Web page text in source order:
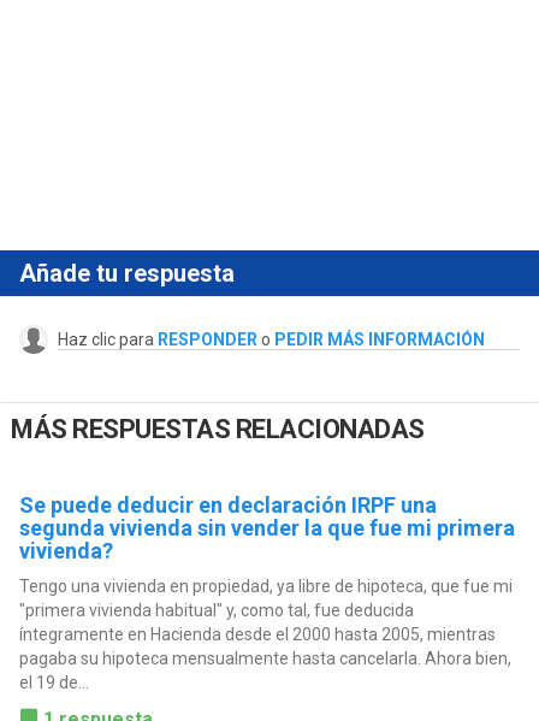
Añade tu respuesta
Haz clic para RESPONDER o PEDIR MÁS INFORMACIÓN
MÁS RESPUESTAS RELACIONADAS
Se puede deducir en declaración IRPF una
segunda vivienda sin vender la que fue mi primera
vivienda?
Tengo una vivienda en propiedad, ya libre de hipoteca, que fue mi
"primera vivienda habitual" y, como tal, fue deducida
íntegramente en Hacienda desde el 2000 hasta 2005, mientras
pagaba su hipoteca mensualmente hasta cancelarla. Ahora bien,
el 19 de...